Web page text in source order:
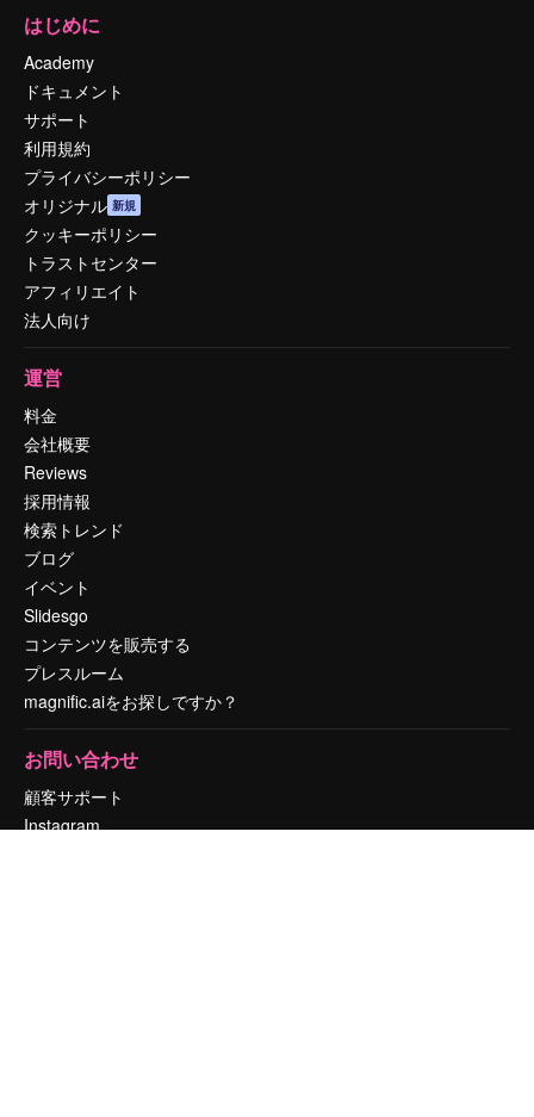
はじめに
Academy
ドキュメント
サポート
利用規約
プライバシーポリシー
オリジナル 新規
クッキーポリシー
トラストセンター
アフィリエイト
法人向け
運営
料金
会社概要
Reviews
採用情報
検索トレンド
ブログ
イベント
Slidesgo
コンテンツを販売する
プレスルーム
magnific.aiをお探しですか？
お問い合わせ
顧客サポート
Instagram